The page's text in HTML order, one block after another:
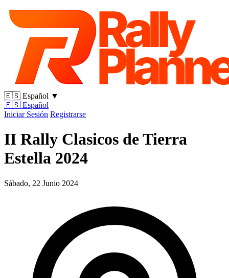
🇪🇸 Español ▼
🇪🇸 Español
Iniciar Sesión Registrarse
II Rally Clasicos de Tierra
Estella 2024
Sábado, 22 Junio 2024